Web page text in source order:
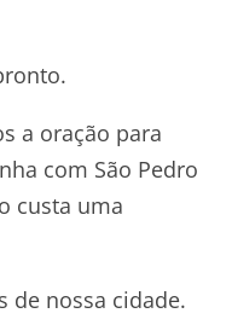
a oração para
com São Pedro
custa uma
de nossa cidade.